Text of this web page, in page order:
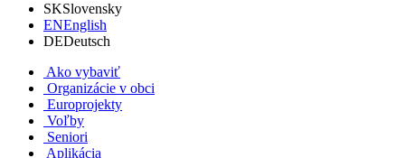
SKSlovensky
ENEnglish
DEDeutsch
Ako vybaviť
Organizácie v obci
Europrojekty
Voľby
Seniori
Aplikácia